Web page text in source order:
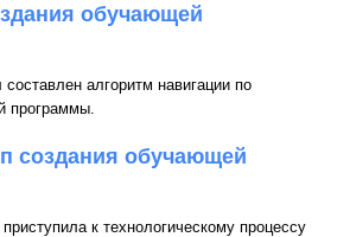
обучающей
алгоритм навигации по
программы.
создания обучающей
к технологическому процессу